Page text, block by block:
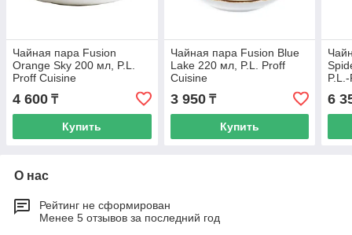
Чайная пара Fusion
Orange Sky 200 мл, P.L.
Proff Cuisine
4 600 ₸
Купить
Чайная пара Fusion Blue
Lake 220 мл, P.L. Proff
Cuisine
3 950₸
Купить
6
О нас
Рейтинг не сформирован
Менее 5 отзывов за последний год